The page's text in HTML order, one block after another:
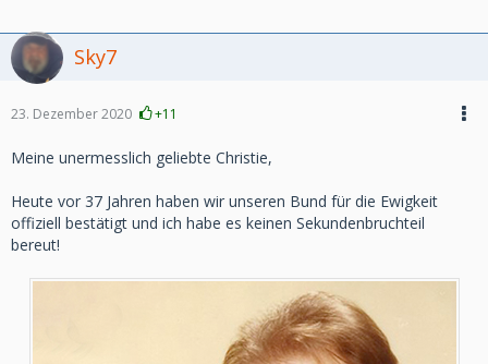
Sky7
23. Dezember 2020 +11
Meine unermesslich geliebte Christie,
Heute vor 37 Jahren haben wir unseren Bund für die Ewigkeit
offiziell bestätigt und ich habe es keinen Sekundenbruchteil
bereut!